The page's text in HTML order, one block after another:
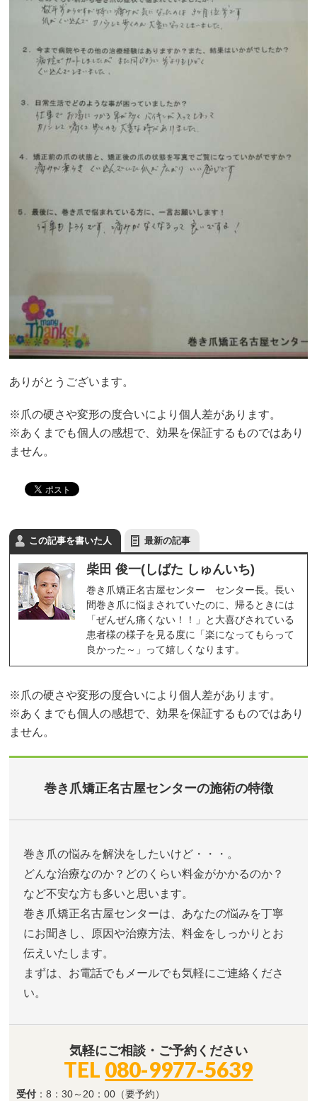
ありがとうございます。
※爪の硬さや変形の度合いにより個人差があります。
※あくまでも個人の感想で、効果を保証するものではあり
ません。
この記事を書いた人 最新の記事
柴田 俊一(しばた しゅんいち)
巻き爪矯正名古屋センター センター長。長い
間巻き爪に悩まされていたのに、帰るときには
「ぜんぜん痛くない！！」と大喜びされている
患者様の様子を見る度に「楽になってもらって
良かった～」って嬉しくなります。
※爪の硬さや変形の度合いにより個人差があります。
※あくまでも個人の感想で、効果を保証するものではあり
ません。
巻き爪矯正名古屋センターの施術の特徴
巻き爪の悩みを解決をしたいけど・・・。
どんな治療なのか？どのくらい料金がかかるのか？
など不安な方も多いと思います。
巻き爪矯正名古屋センターは、あなたの悩みを丁寧
にお聞きし、原因や治療方法、料金をしっかりとお
伝えいたします。
まずは、お電話でもメールでも気軽にご連絡くださ
い。
気軽にご相談・ご予約ください
TEL 080-9977-5639
受付 ：8：30～20：00（要予約）